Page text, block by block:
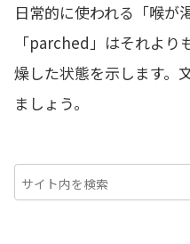
日常的に使われる「喉が
「parched」はそれより
燥した状態を示します。
ましょう。